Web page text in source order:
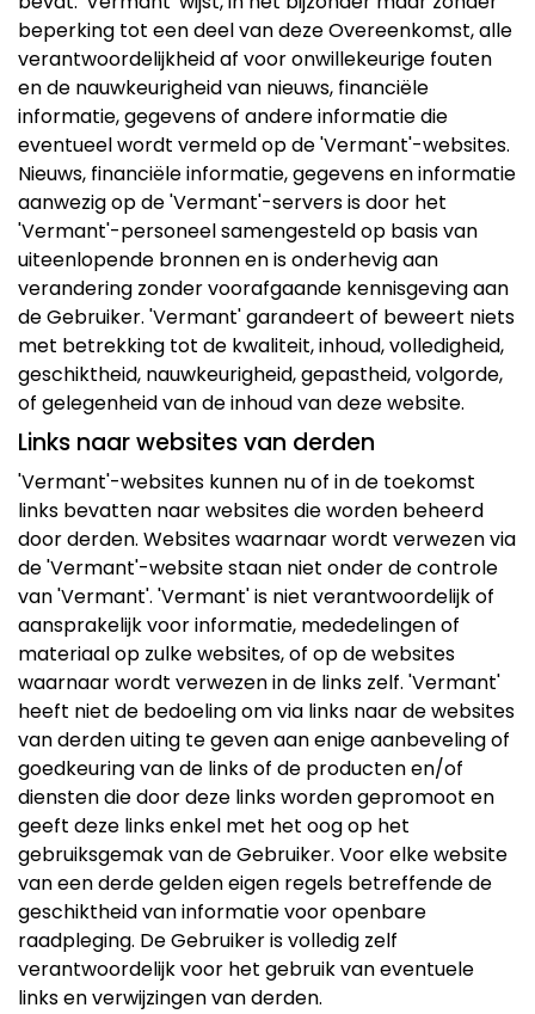
beperking tot een deel van deze Overeenkomst, alle
verantwoordelijkheid af voor onwillekeurige fouten
en de nauwkeurigheid van nieuws, financiële
informatie, gegevens of andere informatie die
eventueel wordt vermeld op de 'Vermant'-websites.
Nieuws, financiële informatie, gegevens en informatie
aanwezig op de 'Vermant'-servers is door het
'Vermant'-personeel samengesteld op basis van
uiteenlopende bronnen en is onderhevig aan
verandering zonder voorafgaande kennisgeving aan
de Gebruiker. 'Vermant' garandeert of beweert niets
met betrekking tot de kwaliteit, inhoud, volledigheid,
geschiktheid, nauwkeurigheid, gepastheid, volgorde,
of gelegenheid van de inhoud van deze website.
Links naar websites van derden
'Vermant'-websites kunnen nu of in de toekomst
links bevatten naar websites die worden beheerd
door derden. Websites waarnaar wordt verwezen via
de 'Vermant'-website staan niet onder de controle
van 'Vermant'. 'Vermant' is niet verantwoordelijk of
aansprakelijk voor informatie, mededelingen of
materiaal op zulke websites, of op de websites
waarnaar wordt verwezen in de links zelf. 'Vermant'
heeft niet de bedoeling om via links naar de websites
van derden uiting te geven aan enige aanbeveling of
goedkeuring van de links of de producten en/of
diensten die door deze links worden gepromoot en
geeft deze links enkel met het oog op het
gebruiksgemak van de Gebruiker. Voor elke website
van een derde gelden eigen regels betreffende de
geschiktheid van informatie voor openbare
raadpleging. De Gebruiker is volledig zelf
verantwoordelijk voor het gebruik van eventuele
links en verwijzingen van derden.